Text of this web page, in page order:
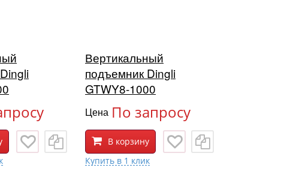
Вертикальный
подъемник Dingli
GTWY8-1000
Цена По запросу
В корзину